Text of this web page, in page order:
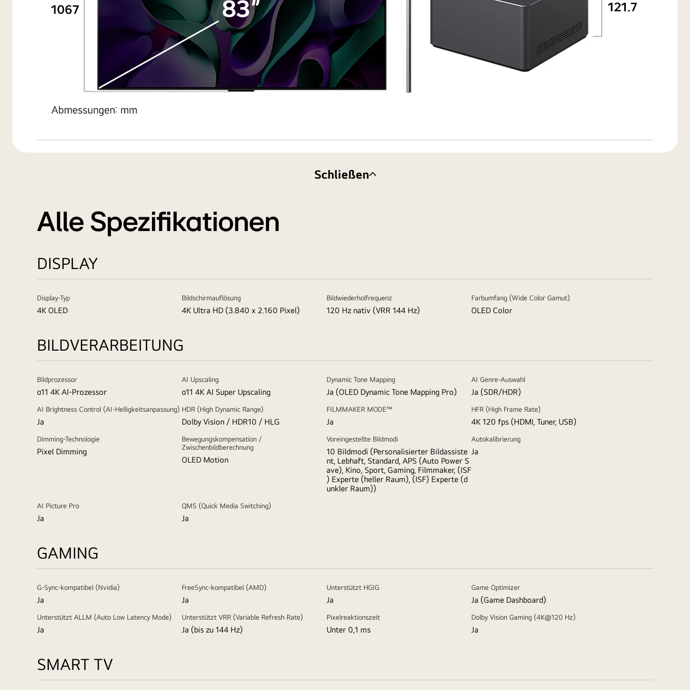
Schließen
Alle Spezifikationen
DISPLAY
Display-Typ
4K OLED
Bildschirmauflösung
4K Ultra HD (3.840 x 2.160 Pixel)
Bildwiederholfrequenz
120 Hz nativ (VRR 144 Hz)
Farbumfang (Wide Color Gamut)
OLED Color
BILDVERARBEITUNG
Bildprozessor
α11 4K AI-Prozessor
AI Upscaling
α11 4K AI Super Upscaling
Dynamic Tone Mapping
Ja (OLED Dynamic Tone Mapping Pro)
AI Genre-Auswahl
Ja (SDR/HDR)
AI Brightness Control (AI-Helligkeitsanpassung)
Ja
HDR (High Dynamic Range)
Dolby Vision / HDR10 / HLG
FILMMAKER MODE™
Ja
HFR (High Frame Rate)
4K 120 fps (HDMI, Tuner, USB)
Dimming-Technologie
Pixel Dimming
Bewegungskompensation /
Zwischenbildberechnung
OLED Motion
Voreingestellte Bildmodi
10 Bildmodi (Personalisierter Bildassiste
nt, Lebhaft, Standard, APS (Auto Power S
ave), Kino, Sport, Gaming, Filmmaker, (ISF
) Experte (heller Raum), (ISF) Experte (d
unkler Raum))
Autokalibrierung
Ja
AI Picture Pro
Ja
QMS (Quick Media Switching)
Ja
GAMING
G-Sync-kompatibel (Nvidia)
Ja
FreeSync-kompatibel (AMD)
Ja
Unterstützt HGIG
Ja
Game Optimizer
Ja (Game Dashboard)
Unterstützt ALLM (Auto Low Latency Mode)
Ja
Unterstützt VRR (Variable Refresh Rate)
Ja (bis zu 144 Hz)
Pixelreaktionszeit
Unter 0,1 ms
Dolby Vision Gaming (4K@120 Hz)
Ja
SMART TV